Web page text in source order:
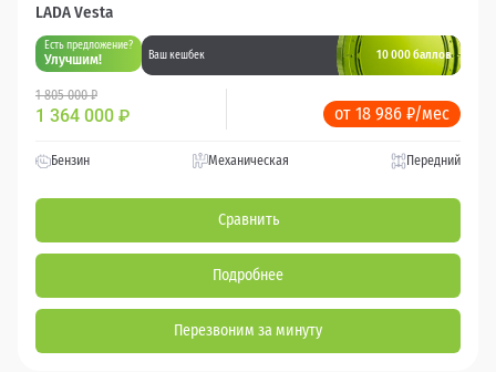
LADA Vesta
Есть предложение?
Улучшим! Ваш кешбек 10 000 баллов
1 805 000 ₽
1 364 000 ₽ от 18 986 ₽/мес
Бензин Механическая Передний
Сравнить
Подробнее
Перезвоним за минуту